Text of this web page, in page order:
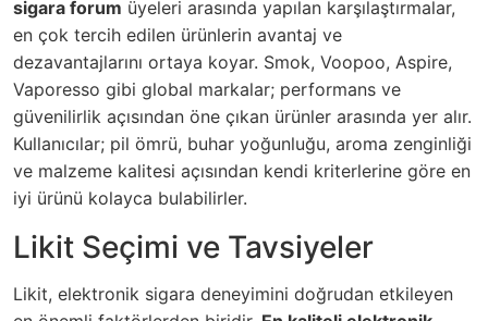
sigara forum üyeleri arasında yapılan karşılaştırmalar,
en çok tercih edilen ürünlerin avantaj ve
dezavantajlarını ortaya koyar. Smok, Voopoo, Aspire,
Vaporesso gibi global markalar; performans ve
güvenilirlik açısından öne çıkan ürünler arasında yer alır.
Kullanıcılar; pil ömrü, buhar yoğunluğu, aroma zenginliği
ve malzeme kalitesi açısından kendi kriterlerine göre en
iyi ürünü kolayca bulabilirler.
Likit Seçimi ve Tavsiyeler
Likit, elektronik sigara deneyimini doğrudan etkileyen